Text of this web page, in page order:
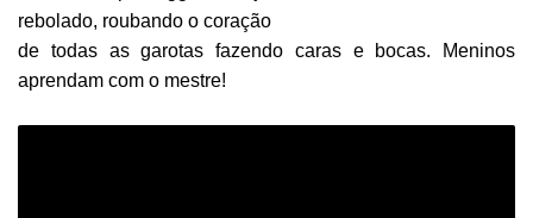
rebolado, roubando o coração
de todas as garotas fazendo caras e bocas. Meninos
aprendam com o mestre!